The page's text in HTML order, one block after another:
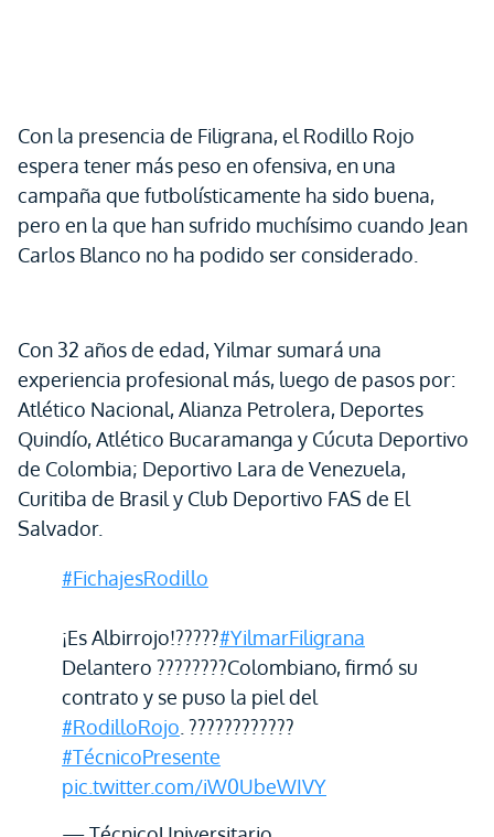
Con la presencia de Filigrana, el Rodillo Rojo
espera tener más peso en ofensiva, en una
campaña que futbolísticamente ha sido buena,
pero en la que han sufrido muchísimo cuando Jean
Carlos Blanco no ha podido ser considerado.
Con 32 años de edad, Yilmar sumará una
experiencia profesional más, luego de pasos por:
Atlético Nacional, Alianza Petrolera, Deportes
Quindío, Atlético Bucaramanga y Cúcuta Deportivo
de Colombia; Deportivo Lara de Venezuela,
Curitiba de Brasil y Club Deportivo FAS de El
Salvador.
#FichajesRodillo
¡Es Albirrojo!?????#YilmarFiligrana
Delantero ????????Colombiano, firmó su
contrato y se puso la piel del
#RodilloRojo . ????????????
#TécnicoPresente
pic.twitter.com/iW0UbeWIVY